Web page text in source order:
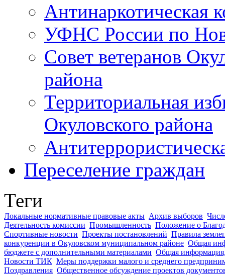
Антинаркотическая
УФНС России по
Совет ветеранов
района
Территориальная
Окуловского района
Переселение граждан
Теги
Локальные нормативные правовые акты Архив выборов
Деятельность комиссии Промышленность Положение о
Спортивные новости Проекты постановлений Правила
конкуренции в Окуловском муниципальном районе Общая
бюджете с дополнительными материалами Общая
Новости ТИК Меры поддержки малого и среднего
Поздравления Общественное обсуждение проектов